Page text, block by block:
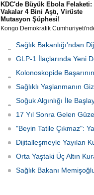
KDC'de Büyük Ebola Felaketi:
Vakalar 4 Bini Aştı, Virüste
Mutasyon Şüphesi!
Kongo Demokratik
salgını yaşanıyor. Vaka sayısının
aşması üzerine yetkililer virüsün
mutasyona uğramış
planını en üst seviyeye çıkardı.
Sağlık Bakanlığı'ndan
Başladı
GLP-1 İlaçlarında Yeni
Kolonoskopide
Neden Oluyor
Sağlıklı Yaşlanmanın
Soğuk Algınlığı İle
Tutundu
17 Yıl Sonra Gelen
"Beyin Tatile Çıkmaz":
Dijitalleşmeyle Yayılan
Orta Yaştaki Üç Altın
Sağlık Bakanı